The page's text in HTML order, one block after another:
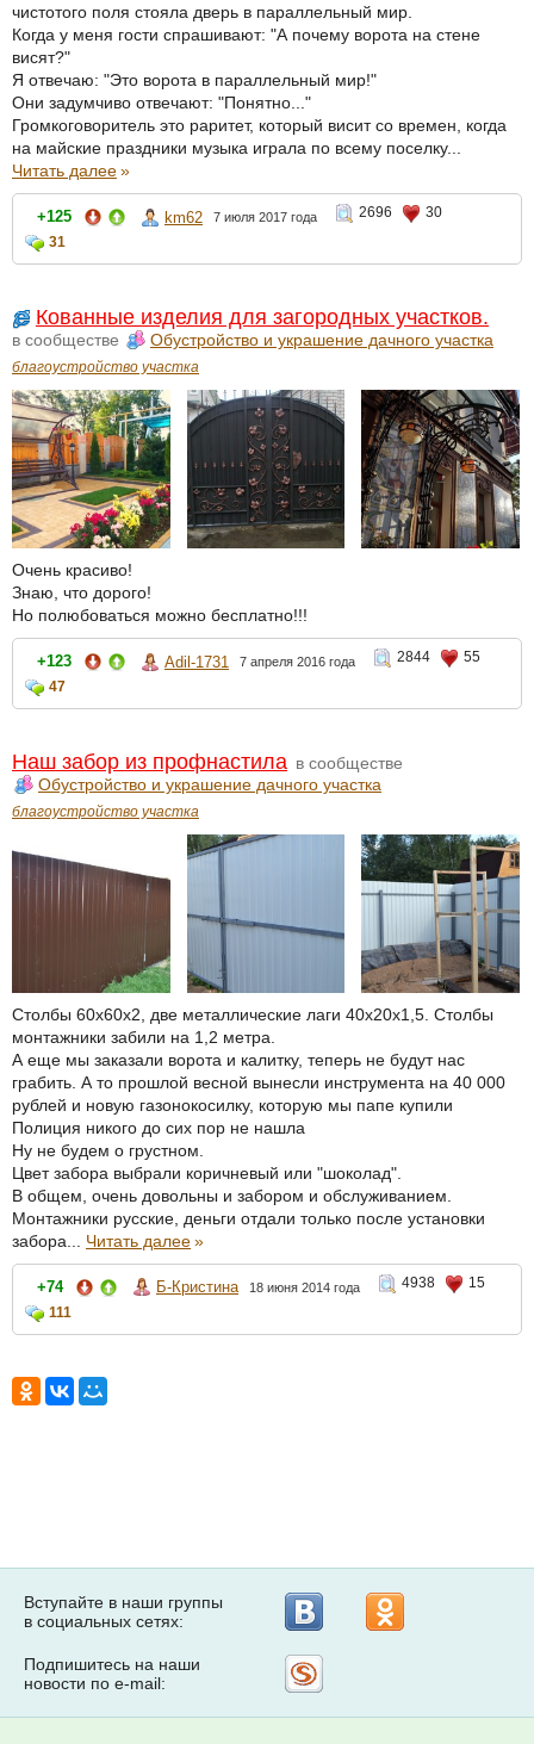
чистотого поля стояла дверь в параллельный мир.
Когда у меня гости спрашивают: "А почему ворота на стене
висят?"
Я отвечаю: "Это ворота в параллельный мир!"
Они задумчиво отвечают: "Понятно..."
Громкоговоритель это раритет, который висит со времен, когда
на майские праздники музыка играла по всему поселку...
Читать далее»
+125 km62 7 июля 2017 года 2696
30
31
Кованные изделия для загородных участков.
в сообществе Обустройство и украшение дачного участка
благоустройство участка
Очень красиво!
Знаю, что дорого!
Но полюбоваться можно бесплатно!!!
+123 Adil-1731 7 апреля 2016 года 2844
55
47
Наш забор из профнастила в сообществе
Обустройство и украшение дачного участка
благоустройство участка
Столбы 60х60х2, две металлические лаги 40х20х1,5. Столбы
монтажники забили на 1,2 метра.
А еще мы заказали ворота и калитку, теперь не будут нас
грабить. А то прошлой весной вынесли инструмента на 40 000
рублей и новую газонокосилку, которую мы папе купили
Полиция никого до сих пор не нашла
Ну не будем о грустном.
Цвет забора выбрали коричневый или "шоколад".
В общем, очень довольны и забором и обслуживанием.
Монтажники русские, деньги отдали только после установки
забора... Читать далее»
+74 Б-Кристина 18 июня 2014 года 4938
15
111
Вступайте в наши группы
в социальных сетях:
Подпишитесь на наши
новости по e-mail: